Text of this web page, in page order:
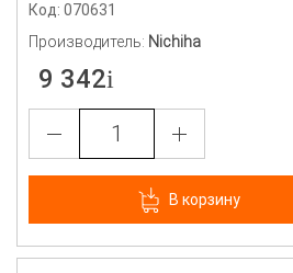
Код: 070631
Производитель: Nichiha
9 342
В корзину